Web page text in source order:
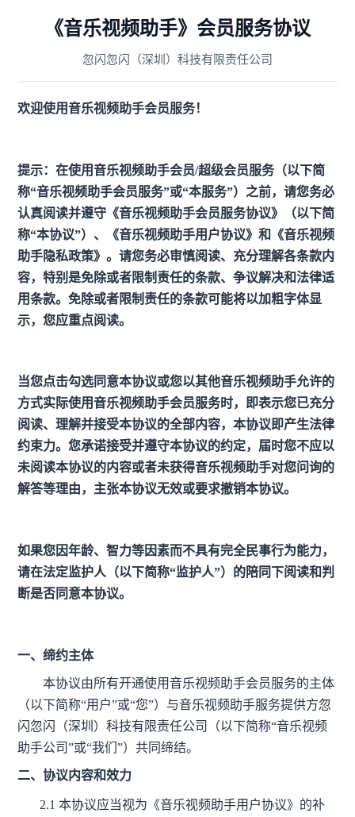
《音乐视频助手》会员服务协议
忽闪忽闪（深圳）科技有限责任公司
欢迎使用音乐视频助手会员服务！
提示：在使用音乐视频助手会员/超级会员服务（以下简
称“音乐视频助手会员服务”或“本服务”）之前，请您务必
认真阅读并遵守《音乐视频助手会员服务协议》（以下简
称“本协议”）、《音乐视频助手用户协议》和《音乐视频
助手隐私政策》。请您务必审慎阅读、充分理解各条款内
容，特别是免除或者限制责任的条款、争议解决和法律适
用条款。免除或者限制责任的条款可能将以加粗字体显
示，您应重点阅读。
当您点击勾选同意本协议或您以其他音乐视频助手允许的
方式实际使用音乐视频助手会员服务时，即表示您已充分
阅读、理解并接受本协议的全部内容，本协议即产生法律
约束力。您承诺接受并遵守本协议的约定，届时您不应以
未阅读本协议的内容或者未获得音乐视频助手对您问询的
解答等理由，主张本协议无效或要求撤销本协议。
如果您因年龄、智力等因素而不具有完全民事行为能力，
请在法定监护人（以下简称“监护人”）的陪同下阅读和判
断是否同意本协议。
一、缔约主体
本协议由所有开通使用音乐视频助手会员服务的主体
（以下简称“用户”或“您”）与音乐视频助手服务提供方忽
闪忽闪（深圳）科技有限责任公司（以下简称“音乐视频
助手公司”或“我们”）共同缔结。
二、协议内容和效力
2.1本协议应当视为《音乐视频助手用户协议》的补